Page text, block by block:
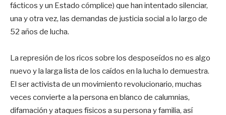
fácticos y un Estado cómplice) que han intentado silenciar,
una y otra vez, las demandas de justicia social a lo largo de
52 años de lucha.
La represión de los ricos sobre los desposeídos no es algo
nuevo y la larga lista de los caídos en la lucha lo demuestra.
El ser activista de un movimiento revolucionario, muchas
veces convierte a la persona en blanco de calumnias,
difamación y ataques físicos a su persona y familia, así